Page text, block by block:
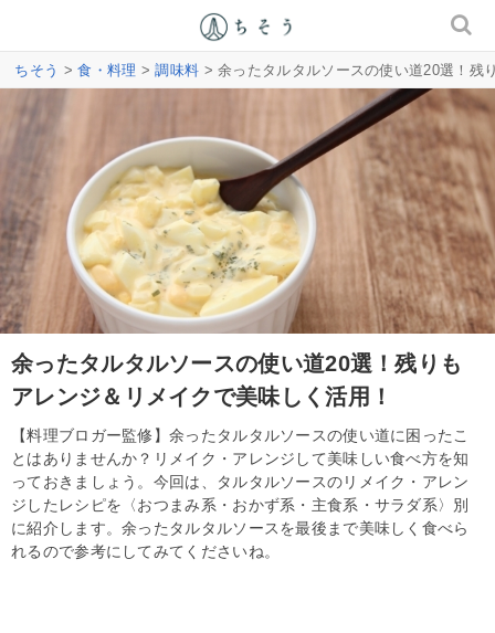
ちそう >食・料理 >調味料 > 余ったタルタルソースの使い道20選！残
余ったタルタルソースの使い道20選！残りも
アレンジ＆リメイクで美味しく活用！
【料理ブロガー監修】余ったタルタルソースの使い道に困ったこ
とはありませんか？リメイク・アレンジして美味しい食べ方を知
っておきましょう。今回は、タルタルソースのリメイク・アレン
ジしたレシピを〈おつまみ系・おかず系・主食系・サラダ系〉別
に紹介します。余ったタルタルソースを最後まで美味しく食べら
れるので参考にしてみてくださいね。